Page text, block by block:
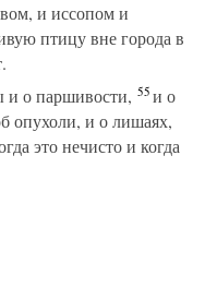
и иссопом и
птицу вне города в
и о паршивости, 55и о
опухоли, и о лишаях,
это нечисто и когда